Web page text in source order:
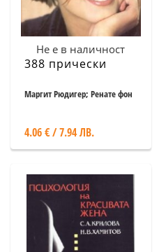
Не е в наличност
388 прически
Маргит Рюдигер; Ренате фон
4.06 € / 7.94 ЛВ.